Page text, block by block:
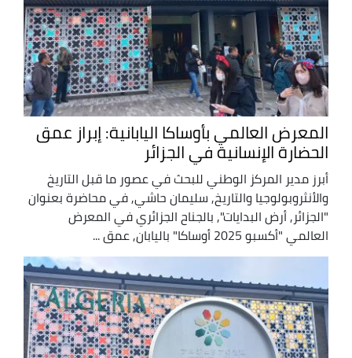
المعرض العالمي بأوساكا اليابانية: إبراز عمق
الحضارة الإنسانية في الجزائر
أبرز مدير المركز الوطني للبحث في عصور ما قبل التاريخ
والأنثروبولوجيا والتاريخ, سليمان حاشي, في محاضرة بعنوان
"الجزائر, أرض البدايات", بالجناح الجزائري في المعرض
العالمي "أكسبو 2025 أوساكا" باليابان, عمق ...